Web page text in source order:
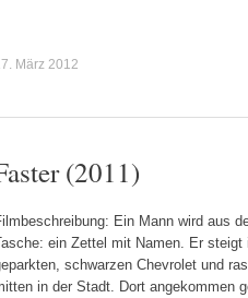
März 2012
(2011)
Ein Mann wird aus
ein Zettel mit Namen. Er
schwarzen Chevrolet und
in der Stadt. Dort angekommen